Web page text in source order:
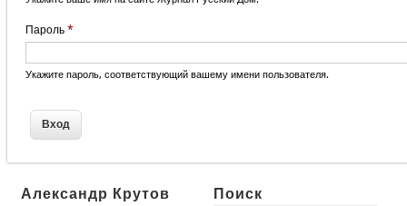
Пароль *
Укажите пароль, соответствующий вашему имени пользователя.
Александр Крутов Поиск